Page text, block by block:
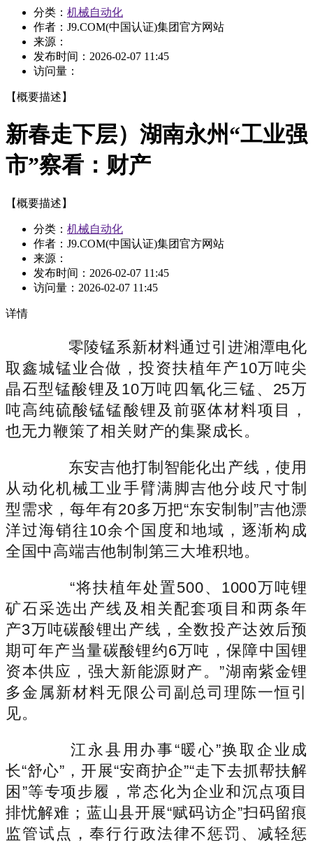
分类： 机械自动化
作者：J9.COM(中国认证)集团官方网站
来源：
发布时间： 2026-02-07 11:45
访问量：
【概要描述】
新春走下层）湖南永州“工业强
市”察看：财产
【概要描述】
分类： 机械自动化
作者：J9.COM(中国认证)集团官方网站
来源：
发布时间： 2026-02-07 11:45
访问量： 2026-02-07 11:45
详情
零陵锰系新材料通过引进湘潭电化
取鑫城锰业合做，投资扶植年产10万吨尖
晶石型锰酸锂及10万吨四氧化三锰、25万
吨高纯硫酸锰锰酸锂及前驱体材料项目，
也无力鞭策了相关财产的集聚成长。
东安吉他打制智能化出产线，使用
从动化机械工业手臂满脚吉他分歧尺寸制
型需求，每年有20多万把“东安制制”吉他漂
洋过海销往10余个国度和地域，逐渐构成
全国中高端吉他制制第三大堆积地。
“将扶植年处置500、1000万吨锂
矿石采选出产线及相关配套项目和两条年
产3万吨碳酸锂出产线，全数投产达效后预
期可年产当量碳酸锂约6万吨，保障中国锂
资本供应，强大新能源财产。”湖南紫金锂
多金属新材料无限公司副总司理陈一恒引
见。
江永县用办事“暖心”换取企业成
长“舒心”，开展“安商护企”“走下去抓帮扶解
困”等专项步履，常态化为企业和沉点项目
排忧解难；蓝山县开展“赋码访企”扫码留痕
监管试点，奉行行政法律不惩罚、减轻惩